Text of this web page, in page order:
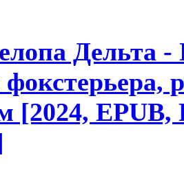
Дельта -
[2024, EPUB,